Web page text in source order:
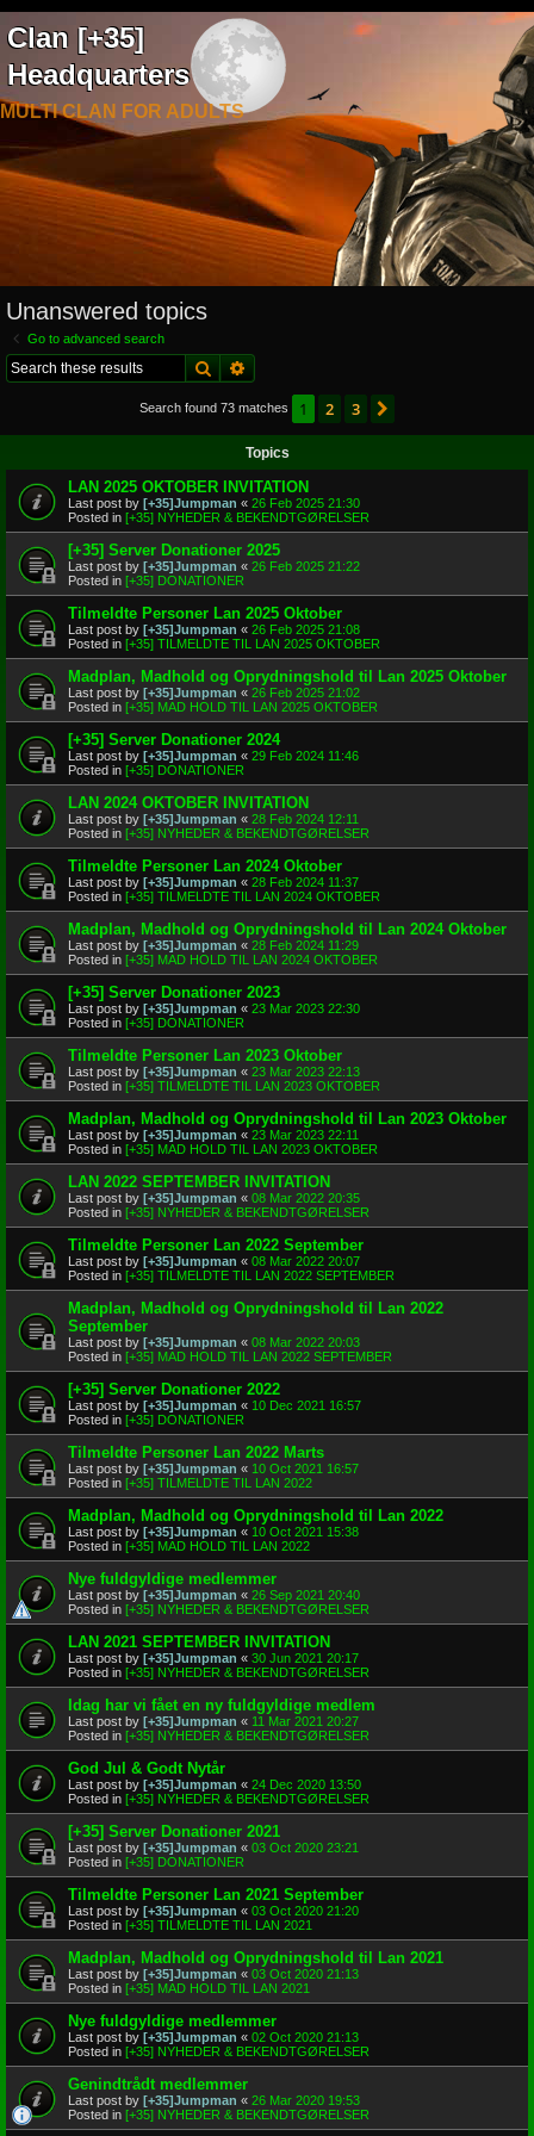
Clan [+35]
Headquarters
MULTI CLAN FOR ADULTS
Unanswered topics
Go to advanced search
Search
Search found 73 matches 1 2 3
Topics
LAN 2025 OKTOBER INVITATION
Last post by [+35]Jumpman « 26 Feb 2025 21:30
Posted in [+35] NYHEDER & BEKENDTGØRELSER
[+35] Server Donationer 2025
Last post by [+35]Jumpman « 26 Feb 2025 21:22
Posted in [+35] DONATIONER
Tilmeldte Personer Lan 2025 Oktober
Last post by [+35]Jumpman « 26 Feb 2025 21:08
Posted in [+35] TILMELDTE TIL LAN 2025 OKTOBER
Madplan, Madhold og Oprydningshold til Lan 2025 Oktober
Last post by [+35]Jumpman « 26 Feb 2025 21:02
Posted in [+35] MAD HOLD TIL LAN 2025 OKTOBER
[+35] Server Donationer 2024
Last post by [+35]Jumpman « 29 Feb 2024 11:46
Posted in [+35] DONATIONER
LAN 2024 OKTOBER INVITATION
Last post by [+35]Jumpman « 28 Feb 2024 12:11
Posted in [+35] NYHEDER & BEKENDTGØRELSER
Tilmeldte Personer Lan 2024 Oktober
Last post by [+35]Jumpman « 28 Feb 2024 11:37
Posted in [+35] TILMELDTE TIL LAN 2024 OKTOBER
Madplan, Madhold og Oprydningshold til Lan 2024 Oktober
Last post by [+35]Jumpman « 28 Feb 2024 11:29
Posted in [+35] MAD HOLD TIL LAN 2024 OKTOBER
[+35] Server Donationer 2023
Last post by [+35]Jumpman « 23 Mar 2023 22:30
Posted in [+35] DONATIONER
Tilmeldte Personer Lan 2023 Oktober
Last post by [+35]Jumpman « 23 Mar 2023 22:13
Posted in [+35] TILMELDTE TIL LAN 2023 OKTOBER
Madplan, Madhold og Oprydningshold til Lan 2023 Oktober
Last post by [+35]Jumpman « 23 Mar 2023 22:11
Posted in [+35] MAD HOLD TIL LAN 2023 OKTOBER
LAN 2022 SEPTEMBER INVITATION
Last post by [+35]Jumpman « 08 Mar 2022 20:35
Posted in [+35] NYHEDER & BEKENDTGØRELSER
Tilmeldte Personer Lan 2022 September
Last post by [+35]Jumpman « 08 Mar 2022 20:07
Posted in [+35] TILMELDTE TIL LAN 2022 SEPTEMBER
Madplan, Madhold og Oprydningshold til Lan 2022
September
Last post by [+35]Jumpman « 08 Mar 2022 20:03
Posted in [+35] MAD HOLD TIL LAN 2022 SEPTEMBER
[+35] Server Donationer 2022
Last post by [+35]Jumpman « 10 Dec 2021 16:57
Posted in [+35] DONATIONER
Tilmeldte Personer Lan 2022 Marts
Last post by [+35]Jumpman « 10 Oct 2021 16:57
Posted in [+35] TILMELDTE TIL LAN 2022
Madplan, Madhold og Oprydningshold til Lan 2022
Last post by [+35]Jumpman « 10 Oct 2021 15:38
Posted in [+35] MAD HOLD TIL LAN 2022
Nye fuldgyldige medlemmer
Last post by [+35]Jumpman « 26 Sep 2021 20:40
Posted in [+35] NYHEDER & BEKENDTGØRELSER
LAN 2021 SEPTEMBER INVITATION
Last post by [+35]Jumpman « 30 Jun 2021 20:17
Posted in [+35] NYHEDER & BEKENDTGØRELSER
Idag har vi fået en ny fuldgyldige medlem
Last post by [+35]Jumpman « 11 Mar 2021 20:27
Posted in [+35] NYHEDER & BEKENDTGØRELSER
God Jul & Godt Nytår
Last post by [+35]Jumpman « 24 Dec 2020 13:50
Posted in [+35] NYHEDER & BEKENDTGØRELSER
[+35] Server Donationer 2021
Last post by [+35]Jumpman « 03 Oct 2020 23:21
Posted in [+35] DONATIONER
Tilmeldte Personer Lan 2021 September
Last post by [+35]Jumpman « 03 Oct 2020 21:20
Posted in [+35] TILMELDTE TIL LAN 2021
Madplan, Madhold og Oprydningshold til Lan 2021
Last post by [+35]Jumpman « 03 Oct 2020 21:13
Posted in [+35] MAD HOLD TIL LAN 2021
Nye fuldgyldige medlemmer
Last post by [+35]Jumpman « 02 Oct 2020 21:13
Posted in [+35] NYHEDER & BEKENDTGØRELSER
Genindtrådt medlemmer
Last post by [+35]Jumpman « 26 Mar 2020 19:53
Posted in [+35] NYHEDER & BEKENDTGØRELSER